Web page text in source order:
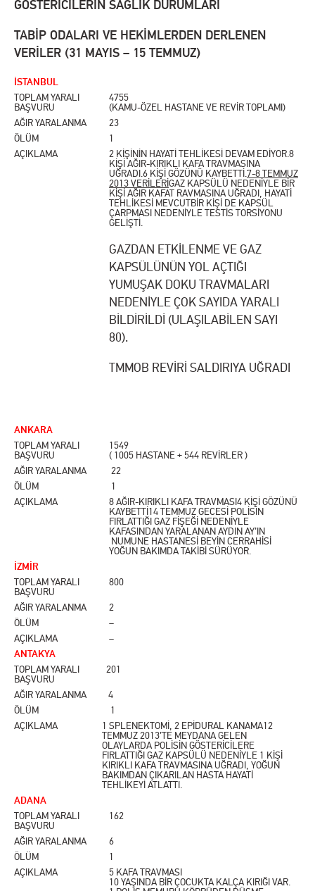
GÖSTERİCİLERİN SAĞLIK DURUMLARI
TABİP ODALARI VE HEKİMLERDEN DERLENEN
VERİLER (31 MAYIS – 15 TEMMUZ)
İSTANBUL
TOPLAM YARALI
BAŞVURU
4755
(KAMU-ÖZEL HASTANE VE REVİR TOPLAMI)
AĞIR YARALANMA
23
ÖLÜM
1
AÇIKLAMA
2 KİŞİNİN HAYATİ TEHLİKESİ DEVAM EDİYOR.8
KİŞİ AĞIR-KIRIKLI KAFA TRAVMASINA
UĞRADI.6 KİŞİ GÖZÜNÜ KAYBETTİ.7-8 TEMMUZ
2013 VERİLERİGAZ KAPSÜLÜ NEDENİYLE BİR
KİŞİ AĞIR KAFAT RAVMASINA UĞRADI, HAYATİ
TEHLİKESİ MEVCUTBİR KİŞİ DE KAPSÜL
ÇARPMASI NEDENİYLE TESTİS TORSİYONU
GELİŞTİ.
GAZDAN ETKİLENME VE GAZ
KAPSÜLÜNÜN YOL AÇTIĞI
YUMUŞAK DOKU TRAVMALARI
NEDENİYLE ÇOK SAYIDA YARALI
BİLDİRİLDİ (ULAŞILABİLEN SAYI
80).
TMMOB REVİRİ SALDIRIYA UĞRADI
ANKARA
TOPLAM YARALI
BAŞVURU
1549
( 1005 HASTANE + 544 REVİRLER )
AĞIR YARALANMA
22
ÖLÜM
1
AÇIKLAMA
8 AĞIR-KIRIKLI KAFA TRAVMASI4 KİŞİ GÖZÜNÜ
KAYBETTİ14 TEMMUZ GECESİ POLİSİN
FIRLATTIĞI GAZ FİŞEĞİ NEDENİYLE
KAFASINDAN YARALANAN AYDIN AY’IN
NUMUNE HASTANESİ BEYİN CERRAHİSİ
YOĞUN BAKIMDA TAKİBİ SÜRÜYOR.
İZMİR
TOPLAM YARALI
BAŞVURU
800
AĞIR YARALANMA
2
ÖLÜM
–
AÇIKLAMA
–
ANTAKYA
TOPLAM YARALI
BAŞVURU
201
AĞIR YARALANMA
4
ÖLÜM
1
AÇIKLAMA
1 SPLENEKTOMİ, 2 EPİDURAL KANAMA12
TEMMUZ 2013’TE MEYDANA GELEN
OLAYLARDA POLİSİN GÖSTERİCİLERE
FIRLATTIĞI GAZ KAPSÜLÜ NEDENİYLE 1 KİŞİ
KIRIKLI KAFA TRAVMASINA UĞRADI, YOĞUN
BAKIMDAN ÇIKARILAN HASTA HAYATİ
TEHLİKEYİ ATLATTI.
ADANA
TOPLAM YARALI
BAŞVURU
162
AĞIR YARALANMA
6
ÖLÜM
1
AÇIKLAMA
5 KAFA TRAVMASI
10 YAŞINDA BİR ÇOCUKTA KALÇA KIRIĞI VAR.